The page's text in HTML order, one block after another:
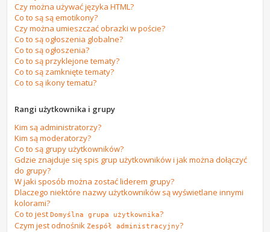
Czy można używać języka HTML?
Co to są są emotikony?
Czy można umieszczać obrazki w poście?
Co to są ogłoszenia globalne?
Co to są ogłoszenia?
Co to są przyklejone tematy?
Co to są zamknięte tematy?
Co to są ikony tematu?
Rangi użytkownika i grupy
Kim są administratorzy?
Kim są moderatorzy?
Co to są grupy użytkowników?
Gdzie znajduje się spis grup użytkowników i jak można dołączyć
do grupy?
W jaki sposób można zostać liderem grupy?
Dlaczego niektóre nazwy użytkowników są wyświetlane innymi
kolorami?
Co to jestDomyślna grupa użytkownika?
Czym jest odnośnikZespół administracyjny?